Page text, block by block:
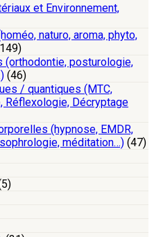
et Environnement,
naturo, aroma, phyto,
(orthodontie, posturologie,
(46)
/ quantiques (MTC,
Réflexologie, Décryptage
(hypnose, EMDR,
méditation…) (47)